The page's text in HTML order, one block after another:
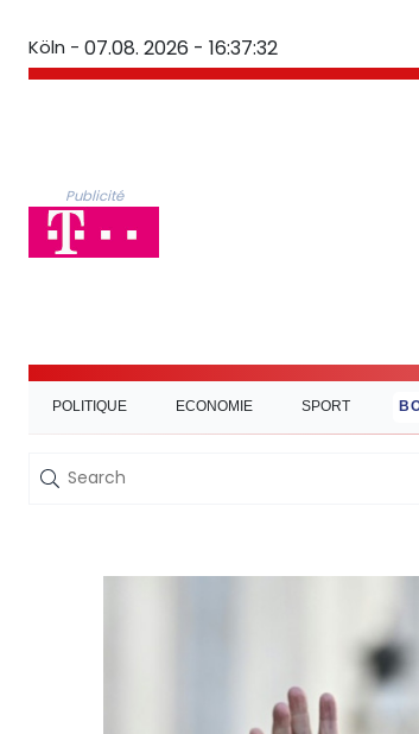
Köln - 07.08. 2026 - 16:37:33
Publicité
POLITIQUE ECONOMIE SPORT